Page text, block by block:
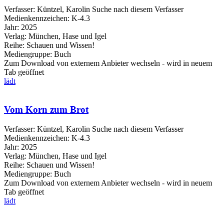
Verfasser: Küntzel, Karolin Suche nach diesem Verfasser
Medienkennzeichen: K-4.3
Jahr: 2025
Verlag: München, Hase und Igel
Reihe: Schauen und Wissen!
Mediengruppe: Buch
Zum Download von externem Anbieter wechseln - wird in neuem
Tab geöffnet
lädt
Vom Korn zum Brot
Verfasser: Küntzel, Karolin Suche nach diesem Verfasser
Medienkennzeichen: K-4.3
Jahr: 2025
Verlag: München, Hase und Igel
Reihe: Schauen und Wissen!
Mediengruppe: Buch
Zum Download von externem Anbieter wechseln - wird in neuem
Tab geöffnet
lädt